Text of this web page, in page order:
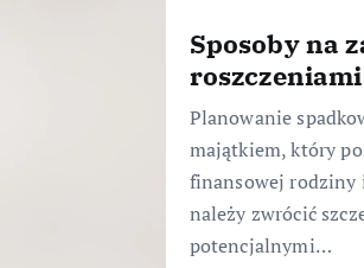
Sposoby na
Planowanie
majątkiem, który
finansowej rodziny
należy zwrócić
potencjalnymi…